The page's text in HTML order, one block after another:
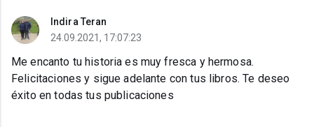
Indira Teran
24.09.2021, 17:07:23
Me encanto tu historia es muy fresca y hermosa.
Felicitaciones y sigue adelante con tus libros. Te deseo
éxito en todas tus publicaciones